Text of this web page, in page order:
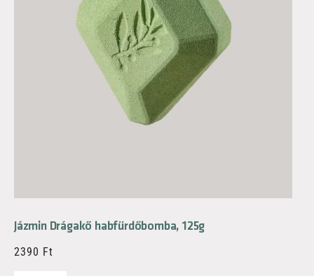
Jázmin Drágakő habfürdőbomba, 125g
2390 Ft